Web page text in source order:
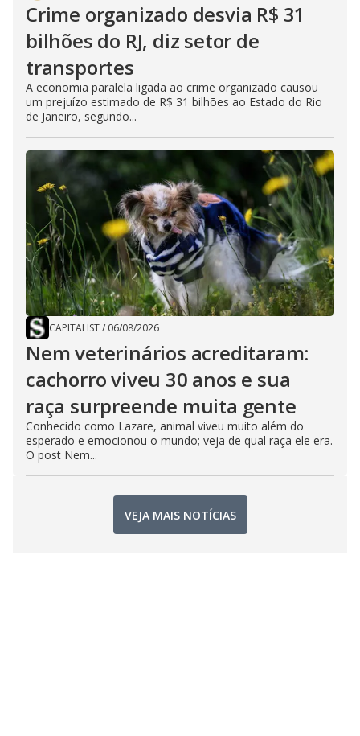
Crime organizado desvia R$ 31
bilhões do RJ, diz setor de
transportes
A economia paralela ligada ao crime organizado causou
um prejuízo estimado de R$ 31 bilhões ao Estado do Rio
de Janeiro, segundo...
CAPITALIST/ 06/08/2026
Nem veterinários acreditaram:
cachorro viveu 30 anos e sua
raça surpreende muita gente
Conhecido como Lazare, animal viveu muito além do
esperado e emocionou o mundo; veja de qual raça ele era.
O post Nem...
VEJA MAIS NOTÍCIAS